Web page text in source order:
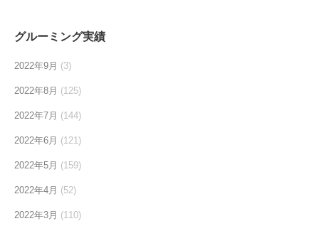
グルーミング実績
2022年9月 (3)
2022年8月 (125)
2022年7月 (144)
2022年6月 (121)
2022年5月 (159)
2022年4月 (52)
2022年3月 (110)